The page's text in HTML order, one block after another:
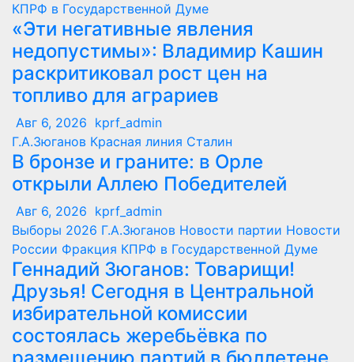
КПРФ в Государственной Думе
«Эти негативные явления
недопустимы»: Владимир Кашин
раскритиковал рост цен на
топливо для аграриев
Авг 6, 2026 kprf_admin
Г.А.Зюганов Красная линия Сталин
В бронзе и граните: в Орле
открыли Аллею Победителей
Авг 6, 2026 kprf_admin
Выборы 2026 Г.А.Зюганов Новости партии Новости
России Фракция КПРФ в Государственной Думе
Геннадий Зюганов: Товарищи!
Друзья! Сегодня в Центральной
избирательной комиссии
состоялась жеребьёвка по